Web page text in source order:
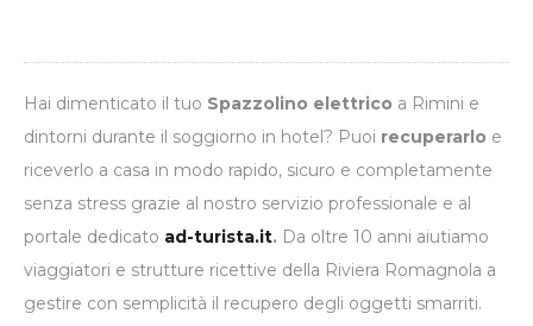
Hai dimenticato il tuo Spazzolino elettrico a Rimini e
dintorni durante il soggiorno in hotel? Puoi recuperarlo e
riceverlo a casa in modo rapido, sicuro e completamente
senza stress grazie al nostro servizio professionale e al
portale dedicato ad-turista.it. Da oltre 10 anni aiutiamo
viaggiatori e strutture ricettive della Riviera Romagnola a
gestire con semplicità il recupero degli oggetti smarriti.